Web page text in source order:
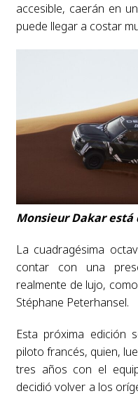
accesible, caerán en
puede llegar a costar
Monsieur Dakar está
La cuadragésima
contar con una
realmente de lujo,
Stéphane Peterhansel.
Esta próxima edición
piloto francés, quien,
tres años con el
decidió volver a los